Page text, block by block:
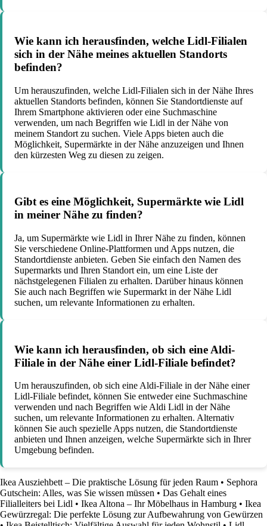
Wie kann ich herausfinden, welche Lidl-Filialen
sich in der Nähe meines aktuellen Standorts
befinden?
Um herauszufinden, welche Lidl-Filialen sich in der Nähe Ihres
aktuellen Standorts befinden, können Sie Standortdienste auf
Ihrem Smartphone aktivieren oder eine Suchmaschine
verwenden, um nach Begriffen wie Lidl in der Nähe von
meinem Standort zu suchen. Viele Apps bieten auch die
Möglichkeit, Supermärkte in der Nähe anzuzeigen und Ihnen
den kürzesten Weg zu diesen zu zeigen.
Gibt es eine Möglichkeit, Supermärkte wie Lidl
in meiner Nähe zu finden?
Ja, um Supermärkte wie Lidl in Ihrer Nähe zu finden, können
Sie verschiedene Online-Plattformen und Apps nutzen, die
Standortdienste anbieten. Geben Sie einfach den Namen des
Supermarkts und Ihren Standort ein, um eine Liste der
nächstgelegenen Filialen zu erhalten. Darüber hinaus können
Sie auch nach Begriffen wie Supermarkt in der Nähe Lidl
suchen, um relevante Informationen zu erhalten.
Wie kann ich herausfinden, ob sich eine Aldi-
Filiale in der Nähe einer Lidl-Filiale befindet?
Um herauszufinden, ob sich eine Aldi-Filiale in der Nähe einer
Lidl-Filiale befindet, können Sie entweder eine Suchmaschine
verwenden und nach Begriffen wie Aldi Lidl in der Nähe
suchen, um relevante Informationen zu erhalten. Alternativ
können Sie auch spezielle Apps nutzen, die Standortdienste
anbieten und Ihnen anzeigen, welche Supermärkte sich in Ihrer
Umgebung befinden.
Ikea Ausziehbett – Die praktische Lösung für jeden Raum • Sephora
Gutschein: Alles, was Sie wissen müssen • Das Gehalt eines
Filialleiters bei Lidl • Ikea Altona – Ihr Möbelhaus in Hamburg • Ikea
Gewürzregal: Die perfekte Lösung zur Aufbewahrung von Gewürzen